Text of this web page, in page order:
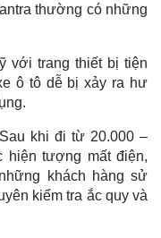
thường có những
với trang thiết bị tiện
ô tô dễ bị xảy ra hư
khi đi từ 20.000 –
hiện tượng mất điện,
khách hàng sử
kiểm tra ắc quy và